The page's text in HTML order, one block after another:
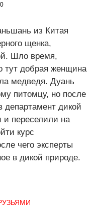
0
из Китая
щенка,
Шло время,
тут добрая женщина
медведя. Дуань
питомцу, но после
департамент дикой
и переселили на
курс
чего эксперты
в дикой природе.